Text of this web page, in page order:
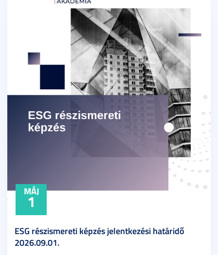
MÁJ
1
ESG részismereti képzés jelentkezési határidő
2026.09.01.